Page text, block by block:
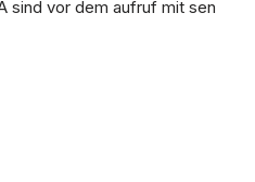
sind vor dem aufruf mit sen